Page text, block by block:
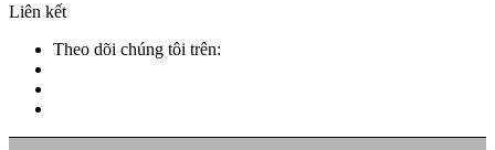
Liên kết
Theo dõi chúng tôi trên: